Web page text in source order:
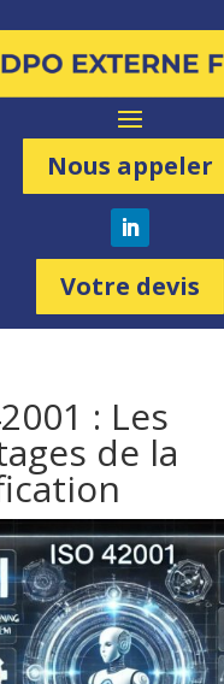
Nous appeler
Votre devis
: Les
de la